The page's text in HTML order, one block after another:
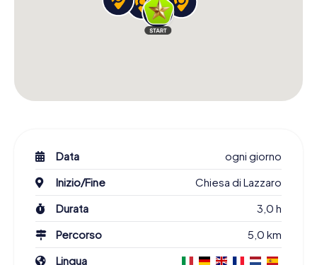
Data
ogni giorno
Inizio/Fine
Chiesa di Lazzaro
Durata
3,0 h
Percorso
5,0 km
Lingua